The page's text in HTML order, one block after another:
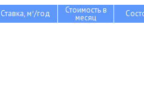
Ставка, м2/год Стоимость в
месяц